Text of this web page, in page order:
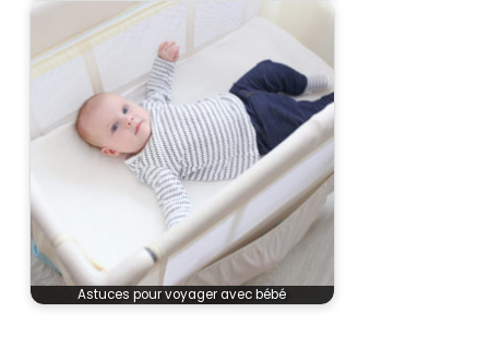
Astuces pour voyager avec bébé